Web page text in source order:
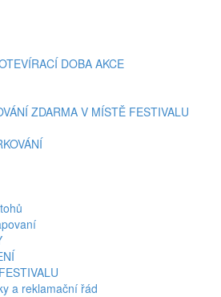
DOBA AKCE
ZDARMA V MÍSTĚ FESTIVALU
a reklamační řád